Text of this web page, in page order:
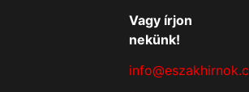
Vagy írjon
nekünk!